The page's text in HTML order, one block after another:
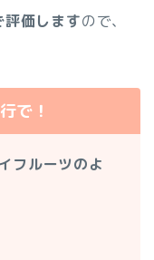
価しますので、
で！
フルーツのよ